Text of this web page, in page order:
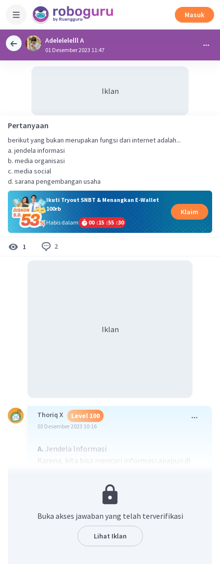
Masuk
Adelelelelll A
01 Desember 2023 11:47
Iklan
Pertanyaan
berikut yang bukan merupakan fungsi dari internet adalah...
a. jendela informasi
b. media organisasi
c. media social
d. sarana pengembangan usaha
Ikuti Tryout SNBT & Menangkan E-Wallet
100rb
Habis dalam
00 :15 :55 :30
Klaim
1 2
Iklan
Thoriq X Level 100
03 Desember 2023 10:16
A. Jendela Informasi
Karena, kita bisa mencari informasi apapun di
Level 1
Buka akses jawaban yang telah terverifikasi
Lihat Iklan